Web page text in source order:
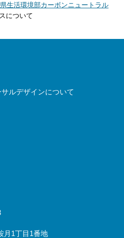
生活環境部カーボンニュートラル
について
ルデザインについて
月1丁目1番地